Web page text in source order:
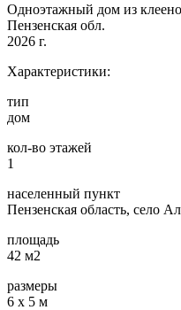
Одноэтажный дом из
Пензенская обл.
2026 г.
Характеристики:
тип
дом
кол-во этажей
1
населенный пункт
Пензенская область, село
площадь
42 м2
размеры
6 х 5 м